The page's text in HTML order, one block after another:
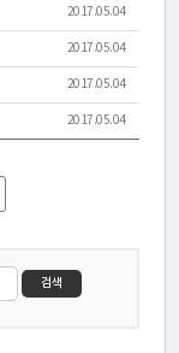
2017.05.04
2017.05.04
2017.05.04
2017.05.04
검색